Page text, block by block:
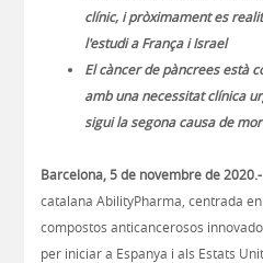
clínic, i pròximament es
l'estudi a França i Israel
El càncer de pàncrees està
amb una necessitat clínica
sigui la segona causa de
Barcelona, 5 de novembre de 2020.-
catalana AbilityPharma, centrada
compostos anticancerosos
per iniciar a Espanya i als Estats